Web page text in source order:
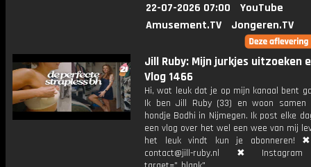
22-07-2026 07:00
YouTube
Amusement.TV
Jongeren.TV
Jill Ruby: Mijn jurkjes uitzoeken
Vlog 1466
Hi, wat leuk dat je op mijn kanaal bent
Ik ben Jill Ruby (33) en woon
hondje Bodhi in Nijmegen. Ik post elke
een vlog over het wel een wee van mij
het leuk vindt kun je abonneren!
contact@jill-ruby.nl ✖